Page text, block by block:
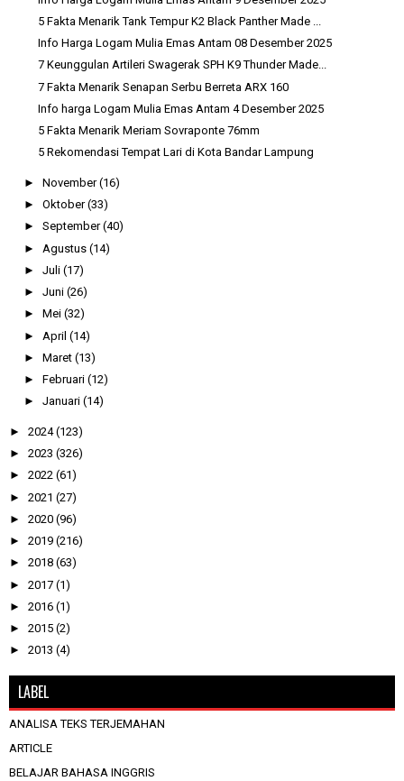
5 Fakta Menarik Tank Tempur K2 Black Panther Made ...
Info Harga Logam Mulia Emas Antam 08 Desember 2025
7 Keunggulan Artileri Swagerak SPH K9 Thunder Made...
7 Fakta Menarik Senapan Serbu Berreta ARX 160
Info harga Logam Mulia Emas Antam 4 Desember 2025
5 Fakta Menarik Meriam Sovraponte 76mm
5 Rekomendasi Tempat Lari di Kota Bandar Lampung
► November(16)
► Oktober(33)
► September(40)
► Agustus (14)
► Juli (17)
► Juni (26)
► Mei (32)
► April (14)
► Maret (13)
► Februari (12)
► Januari (14)
► 2024(123)
► 2023 (326)
► 2022 (61)
► 2021 (27)
► 2020 (96)
► 2019 (216)
► 2018 (63)
► 2017 (1)
► 2016 (1)
► 2015 (2)
► 2013 (4)
LABEL
ANALISA TEKS TERJEMAHAN
ARTICLE
BELAJAR BAHASA INGGRIS